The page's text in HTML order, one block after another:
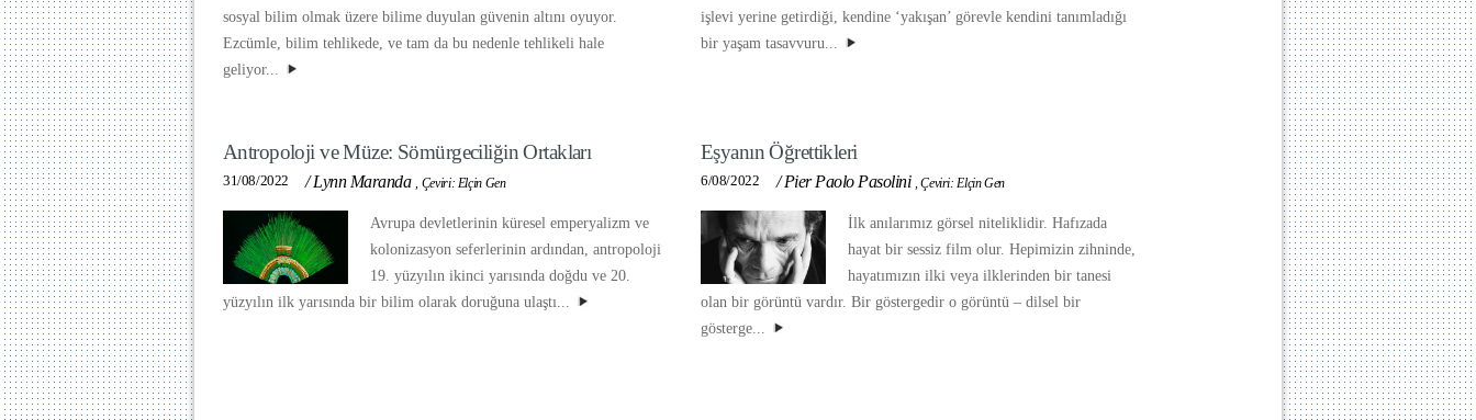
sosyal bilim olmak üzere bilime duyulan güvenin altını oyuyor.
Ezcümle, bilim tehlikede, ve tam da bu nedenle tehlikeli hale
geliyor...
işlevi yerine getirdiği, kendine ‘yakışan’ görevle kendini tanımladığı
bir yaşam tasavvuru...
Antropoloji ve Müze: Sömürgeciliğin Ortakları
31/08/2022 /Lynn Maranda , Çeviri: Elçin Gen
Avrupa devletlerinin küresel emperyalizm ve
kolonizasyon seferlerinin ardından, antropoloji
19. yüzyılın ikinci yarısında doğdu ve 20.
yüzyılın ilk yarısında bir bilim olarak doruğuna ulaştı...
Eşyanın Öğrettikleri
6/08/2022 /Pier Paolo Pasolini ,Çeviri: Elçin Gen
İlk anılarımız görsel niteliklidir. Hafızada
hayat bir sessiz film olur. Hepimizin zihninde,
hayatımızın ilki veya ilklerinden bir tanesi
olan bir görüntü vardır. Bir göstergedir o görüntü – dilsel bir
gösterge...